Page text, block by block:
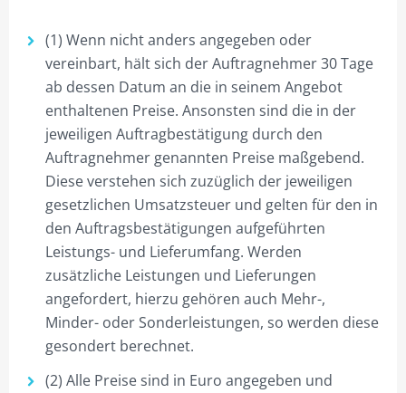
(1) Wenn nicht anders angegeben oder
vereinbart, hält sich der Auftragnehmer 30 Tage
ab dessen Datum an die in seinem Angebot
enthaltenen Preise. Ansonsten sind die in der
jeweiligen Auftragbestätigung durch den
Auftragnehmer genannten Preise maßgebend.
Diese verstehen sich zuzüglich der jeweiligen
gesetzlichen Umsatzsteuer und gelten für den in
den Auftragsbestätigungen aufgeführten
Leistungs- und Lieferumfang. Werden
zusätzliche Leistungen und Lieferungen
angefordert, hierzu gehören auch Mehr-,
Minder- oder Sonderleistungen, so werden diese
gesondert berechnet.
(2) Alle Preise sind in Euro angegeben und